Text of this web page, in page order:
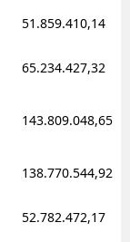
51.859.410,14
65.234.427,32
143.809.048,65
138.770.544,92
52.782.472,17